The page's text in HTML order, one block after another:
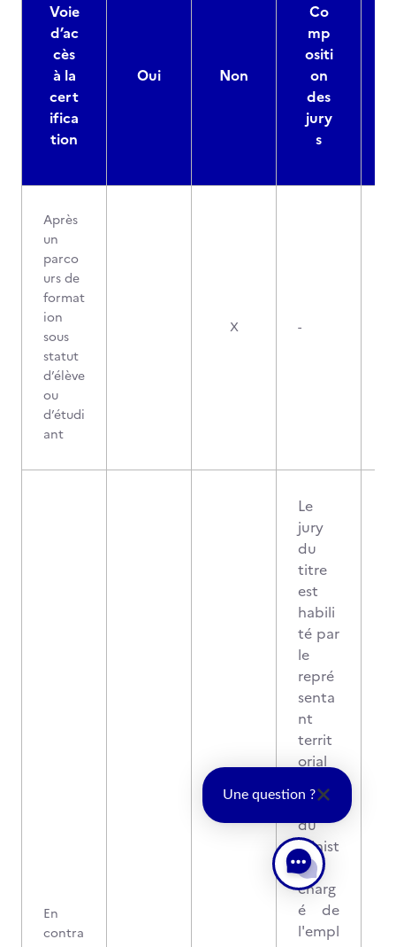
Voie
d’ac
cès
à la
cert
ifica
tion
Oui Non
Co
mp
ositi
on
des
jury
s
Après
un
parco
urs de
format
ion
sous
statut
d’élève
ou
d’étudi
ant
X -
En
contra
Le
jury
du
titre
est
habili
té par
le
repré
senta
nt
territ
orial
étent
du
minist
ère
charg
é de
l'empl
Une question ?